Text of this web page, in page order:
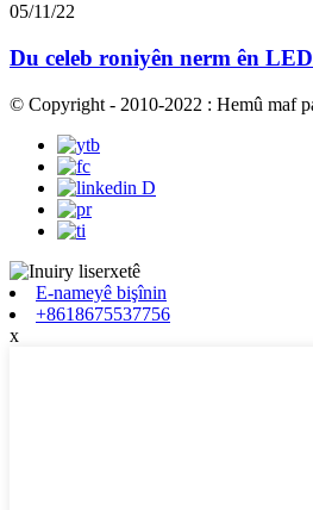
05/11/22
Du celeb roniyên nerm ên
© Copyright - 2010-2022 : Hemû maf
E-nameyê bişînin
+8618675537756
x